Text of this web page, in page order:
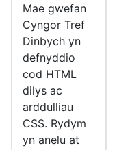
Mae gwefan
Cyngor Tref
Dinbych yn
defnyddio
cod HTML
dilys ac
arddulliau
CSS. Rydym
yn anelu at